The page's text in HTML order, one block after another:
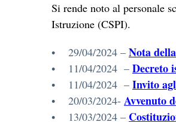
Si rende noto al personale
Istruzione (CSPI).
• 29/04/2024 – Nota
• 11/04/2024 – Decreto
• 11/04/2024 – Invito
• 20/03/2024- Avvenuto
• 13/03/2024 –